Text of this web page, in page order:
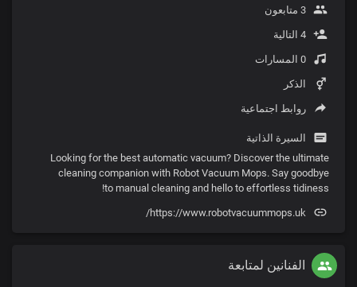
الذكر
روابط اجتماعية
السيرة الذاتية
Looking for the best automatic vacuum? Discover the ultimate
cleaning companion with Robot Vacuum Mops. Say goodbye
to manual cleaning and hello to effortless tidiness!
https://www.robotvacuummops.uk/
الفنانين لمتابعة